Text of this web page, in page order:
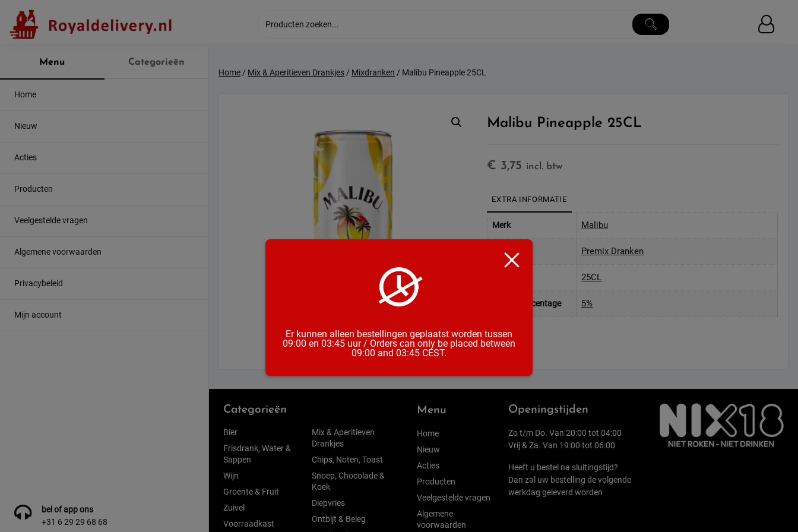
content
Menu Categorieën
Home
Nieuw
Acties
Producten
Veelgestelde vragen
Algemene voorwaarden
Privacybeleid
Mijn account
bel of app ons
+31 6 29 29 68 68
Home/ Mix & Aperitieven Drankjes/ Mixdranken / Malibu Pineapple 25CL
Malibu Pineapple 25CL
€ 3,75 incl. btw
EXTRA INFORMATIE
Merk Malibu
Soort Premix Dranken
25CL
Alcoholpercentage 5%
Categorieën
Bier
Frisdrank, Water &
Sappen
Wijn
Groente & Fruit
Zuivel
Voorraadkast
Mix & Aperitieven
Drankjes
Chips, Noten, Toast
Snoep, Chocolade &
Koek
Diepvries
Ontbijt & Beleg
Menu
Home
Nieuw
Acties
Producten
Veelgestelde vragen
Algemene
voorwaarden
Openingstijden
Zo t/m Do. Van 20:00 tot 04:00
Vrij & Za. Van 19:00 tot 06:00
Heeft u bestel na sluitingstijd?
Dan zal uw bestelling de volgende
werkdag geleverd worden
Er kunnen alleen bestellingen geplaatst worden tussen
09:00 en 03:45 uur / Orders can only be placed between
09:00 and 03:45 CEST.